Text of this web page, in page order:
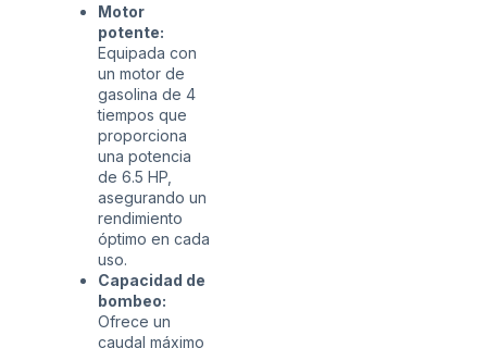
Motor
potente:
Equipada con
un motor de
gasolina de 4
tiempos que
proporciona
una potencia
de 6.5 HP,
asegurando un
rendimiento
óptimo en cada
uso.
Capacidad de
bombeo:
Ofrece un
caudal máximo